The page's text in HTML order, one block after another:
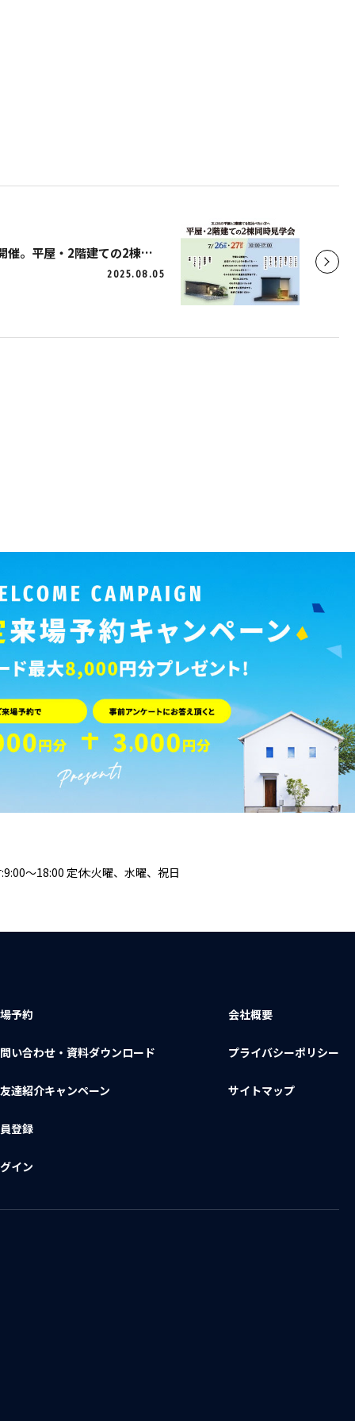
【レポート】7/26・27開催。平屋・2階建ての2棟同時見学会in鳥栖市平田町
2025.08.05
～18:00 定休:火曜、水曜、祝日
予約
い合わせ ・資料ダウンロード
達紹介キャンペーン
登録
イン
会社概要
プライバシーポリシー
サイトマップ